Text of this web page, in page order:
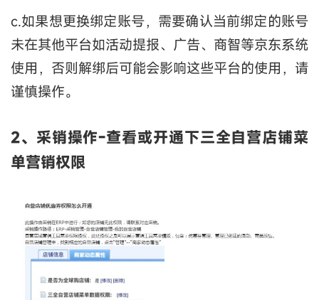
c.如果想更换绑定账号，需要确认当前绑定的账号
未在其他平台如活动提报、广告、商智等京东系统
使用，否则解绑后可能会影响这些平台的使用，请
谨慎操作。
2、采销操作-查看或开通下三全自营店铺菜
单营销权限